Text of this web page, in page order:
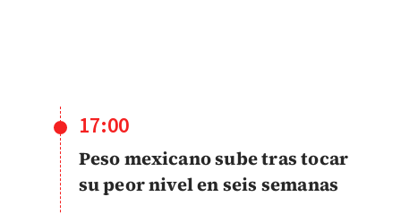
17:00
Peso mexicano sube tras tocar
su peor nivel en seis semanas